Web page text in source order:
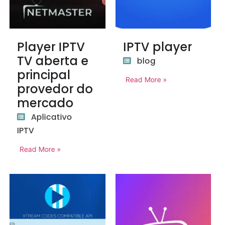
Player IPTV
TV aberta e
principal
provedor do
mercado
Aplicativo
IPTV
Read More »
IPTV player
blog
Read More »